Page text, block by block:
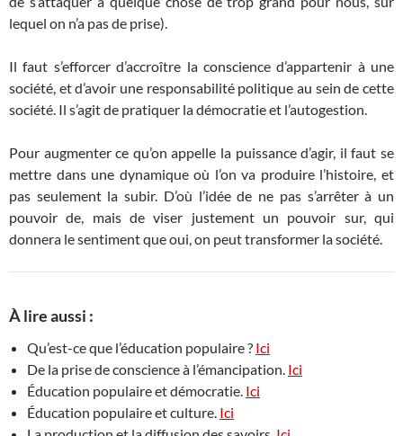
lequel on n’a pas de prise).
Il faut s’efforcer d’accroître la conscience d’appartenir à une
société, et d’avoir une responsabilité politique au sein de cette
société. Il s’agit de pratiquer la démocratie et l’autogestion.
Pour augmenter ce qu’on appelle la puissance d’agir, il faut se
mettre dans une dynamique où l’on va produire l’histoire, et
pas seulement la subir. D’où l’idée de ne pas s’arrêter à un
pouvoir de, mais de viser justement un pouvoir sur, qui
donnera le sentiment que oui, on peut transformer la société.
À lire aussi :
Qu’est-ce que l’éducation populaire ? Ici
De la prise de conscience à l’émancipation. Ici
Éducation populaire et démocratie. Ici
Éducation populaire et culture. Ici